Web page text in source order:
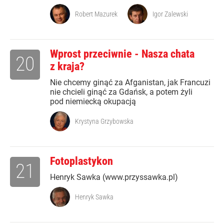
Robert Mazurek Igor Zalewski
Wprost przeciwnie - Nasza chata
z kraja?
Nie chcemy ginąć za Afganistan, jak Francuzi
nie chcieli ginąć za Gdańsk, a potem żyli
pod niemiecką okupacją
20
Krystyna Grzybowska
Fotoplastykon
Henryk Sawka (www.przyssawka.pl)
21
Henryk Sawka